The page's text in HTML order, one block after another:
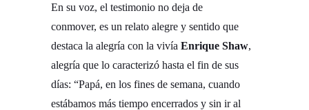
En su voz, el testimonio no deja de
conmover, es un relato alegre y sentido que
destaca la alegría con la vivía Enrique Shaw,
alegría que lo caracterizó hasta el fin de sus
días: “Papá, en los fines de semana, cuando
estábamos más tiempo encerrados y sin ir al